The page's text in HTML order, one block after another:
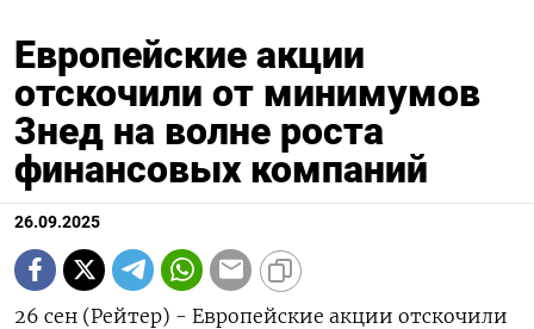
Европейские акции
отскочили от минимумов
3нед на волне роста
финансовых компаний
26.09.2025
26 сен (Рейтер) - Европейские акции отскочили